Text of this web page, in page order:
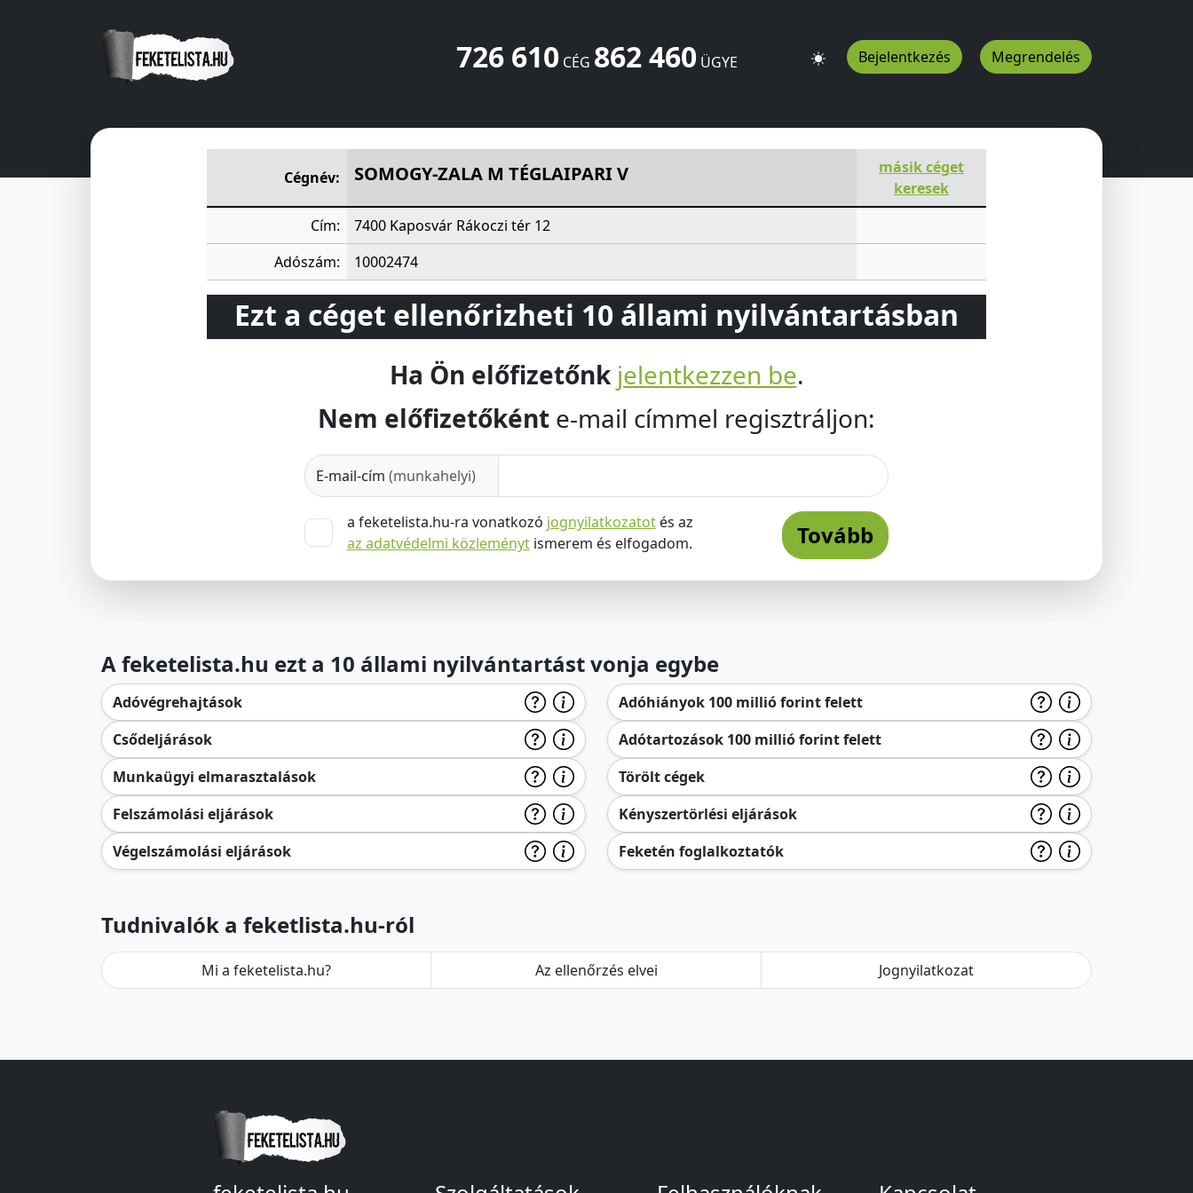
726 610CÉG 862 460ÜGYE Bejelentkezés Megrendelés
Cégnév:
SOMOGY-ZALA M TÉGLAIPARI V
másik céget
keresek
Cím:
7400 Kaposvár Rákoczi tér 12
Adószám:
10002474
Ezt a céget ellenőrizheti 10 állami nyilvántartásban
Ha Ön előfizetőnk jelentkezzen be.
Nem előfizetőként e-mail címmel regisztráljon:
E-mail-cím (munkahelyi)
a feketelista.hu-ra vonatkozó jognyilatkozatotés az
az adatvédelmi közleménytismerem és elfogadom. Tovább
A feketelista.hu ezt a 10 állami nyilvántartást vonja egybe
Adóvégrehajtások
Csődeljárások
Munkaügyi elmarasztalások
Felszámolási eljárások
Végelszámolási eljárások
Adóhiányok 100 millió forint felett
Adótartozások 100 millió forint felett
Törölt cégek
Kényszertörlési eljárások
Feketén foglalkoztatók
Tudnivalók a feketlista.hu-ról
Mi a feketelista.hu? Az ellenőrzés elvei Jognyilatkozat